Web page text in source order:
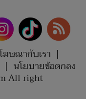
โฆษณากับเรา |
| นโยบายข้อตกลง
All right